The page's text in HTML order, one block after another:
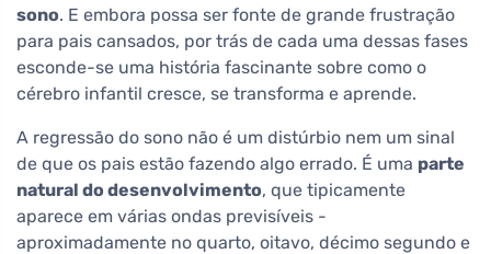
sono. E embora possa ser fonte de grande frustração
para pais cansados, por trás de cada uma dessas fases
esconde-se uma história fascinante sobre como o
cérebro infantil cresce, se transforma e aprende.
A regressão do sono não é um distúrbio nem um sinal
de que os pais estão fazendo algo errado. É uma parte
natural do desenvolvimento, que tipicamente
aparece em várias ondas previsíveis -
aproximadamente no quarto, oitavo, décimo segundo e